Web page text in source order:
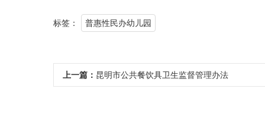
标签： 普惠性民办幼儿园
上一篇： 昆明市公共餐饮具卫生监督管理办法